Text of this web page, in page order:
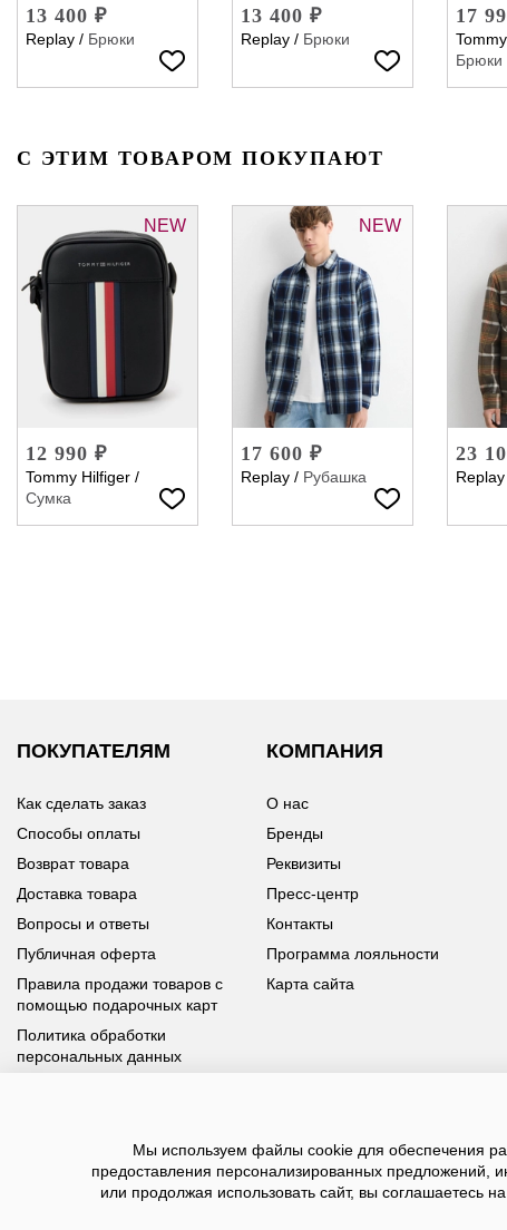
13 400 ₽
Replay / Брюки
13 400 ₽
Replay / Брюки
17
Брюки
С ЭТИМ ТОВАРОМ ПОКУПАЮТ
NEW
12 990 ₽
Tommy Hilfiger /
Сумка
NEW
17 600 ₽
Replay / Рубашка
23
Replay
ПОКУПАТЕЛЯМ
Как сделать заказ
Способы оплаты
Возврат товара
Доставка товара
Вопросы и ответы
Публичная оферта
Правила продажи товаров с
помощью подарочных карт
Политика обработки
персональных данных
КОМПАНИЯ
О нас
Бренды
Реквизиты
Пресс-центр
Контакты
Программа лояльности
Карта сайта
У вас возникли вопросы?
Позвоните нам по телефону8 800 100 93 39или заполните
форму, мы обязательно с вами свяжемся
Мы используем файлы cookie для обеспечения
предоставления персонализированных
или продолжая использовать сайт, вы соглашаетесь